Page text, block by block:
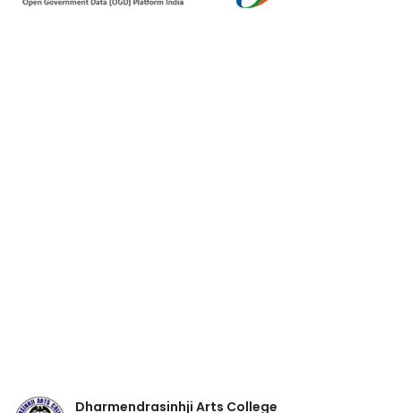
Dharmendrasinhji Arts College